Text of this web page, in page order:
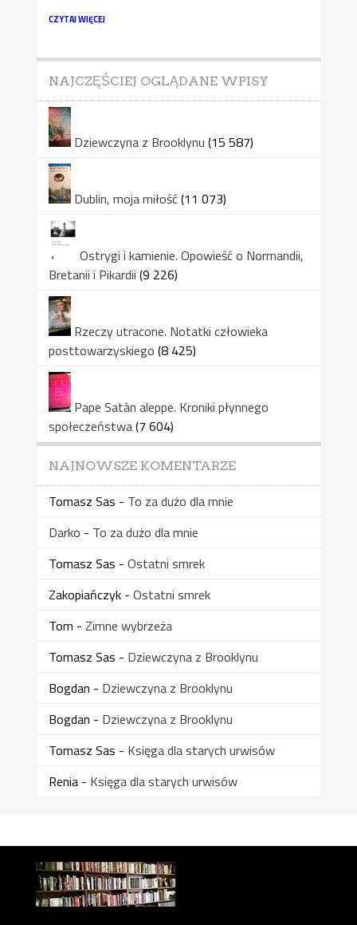
CZYTAJ WIĘCEJ
NAJCZĘŚCIEJ OGLĄDANE WPISY
Dziewczyna z Brooklynu (15 587)
Dublin, moja miłość(11 073)
Ostrygi i kamienie. Opowieść o Normandii,
Bretanii i Pikardii (9 226)
Rzeczy utracone. Notatki człowieka
posttowarzyskiego (8 425)
Pape Satàn aleppe. Kroniki płynnego
społeczeństwa(7 604)
NAJNOWSZE KOMENTARZE
Tomasz Sas - To za dużo dla mnie
Darko - To za dużo dla mnie
Tomasz Sas - Ostatni smrek
Zakopiańczyk- Ostatni smrek
Tom - Zimne wybrzeża
Tomasz Sas - Dziewczyna z Brooklynu
Bogdan - Dziewczyna z Brooklynu
Bogdan - Dziewczyna z Brooklynu
Tomasz Sas - Księga dla starych urwisów
Renia- Księga dla starych urwisów